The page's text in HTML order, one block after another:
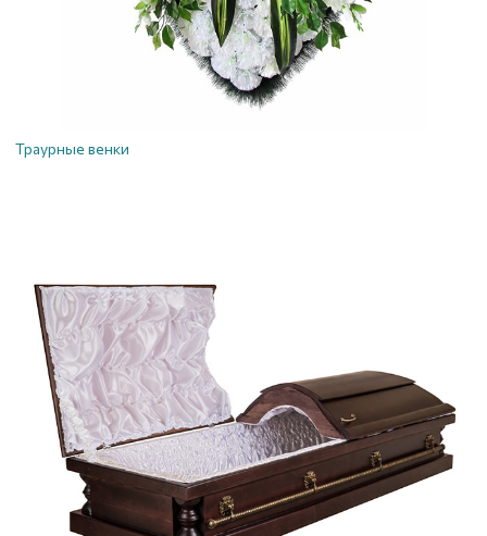
Траурные венки